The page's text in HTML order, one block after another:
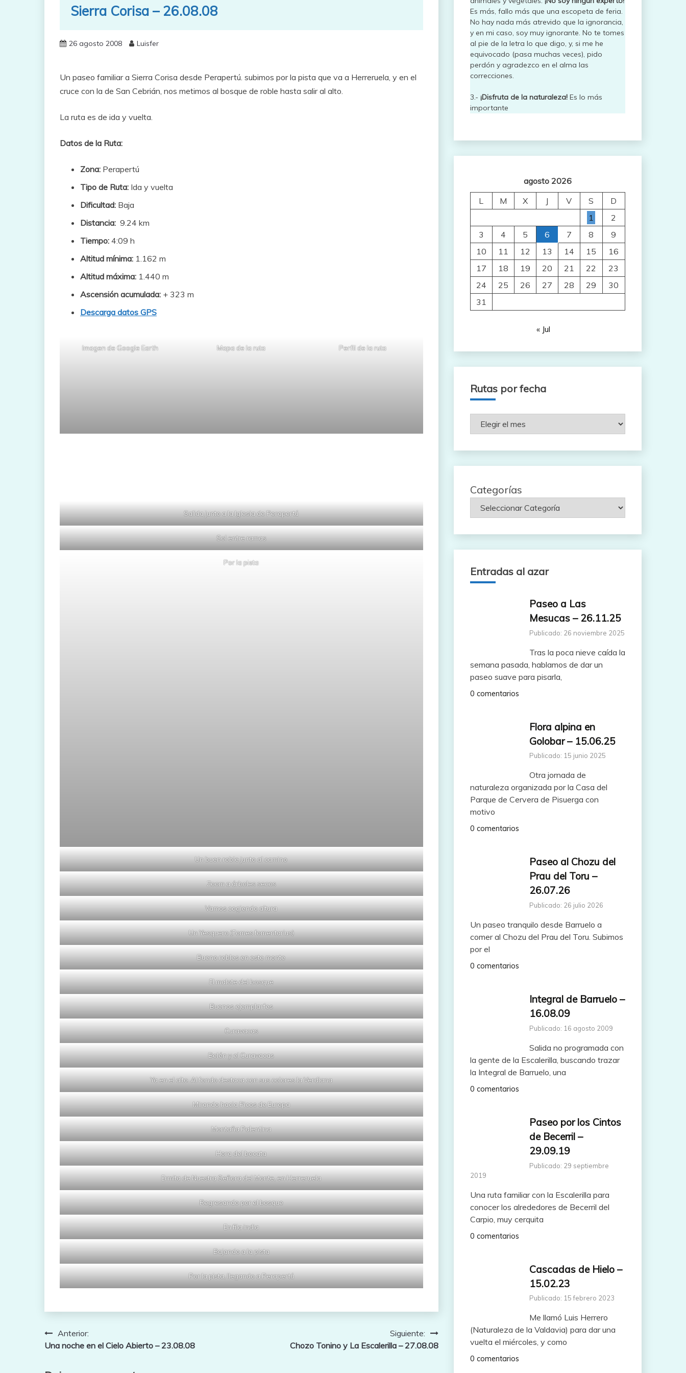
Sierra Corisa – 26.08.08
26 agosto 2008 Luisfer
Un paseo familiar a Sierra Corisa desde Perapertú. subimos por la pista que va a Herreruela, y en el
cruce con la de San Cebrián, nos metimos al bosque de roble hasta salir al alto.
La ruta es de ida y vuelta.
Datos de la Ruta:
Zona: Perapertú
Tipo de Ruta: Ida y vuelta
Dificultad: Baja
Distancia: 9.24 km
Tiempo: 4:09 h
Altitud mínima: 1.162 m
Altitud máxima: 1.440 m
Ascensión acumulada: + 323 m
Descarga datos GPS
Imagen de Google Earth Mapa de la ruta Perfil de la ruta
Salida junto a la Iglesia de Perapertú
Sol entre ramas
Por la pista
Un buen roble junto al camino
Zoom a árboles secos
Vamos cogiendo altura
Un Yesquero (Fomes fomentarius)
Bueno robles en este monte
El malote del bosque
Buenos ejemplarfes
Curavacas
Belén y el Curavacas
Ya en el alto. Al fondo destaca con sus colores la Verdiana
Mirando hacia Picos de Europa
Montaña Palentina
Hora del bocata
Ermita de Nuestra Señora del Monte, en Herreruela
Regresando por el bosque
En fila india
Bajando a la pista
Por la pista, llegando a Perapertú
Navegación
Anterior:
Una noche en el Cielo Abierto – 23.08.08
Siguiente:
Chozo Tonino y La Escalerilla – 27.08.08
Es más, fallo más que una escopeta de feria.
No hay nada más atrevido que la ignorancia,
y en mi caso, soy muy ignorante. No te tomes
al pie de la letra lo que digo, y, si me he
equivocado (pasa muchas veces), pido
perdón y agradezco en el alma las
correcciones.
3.- ¡Disfruta de la naturaleza!Es lo más
importante
agosto 2026
L
M X J V S
D
1
2
3
4 5 6 7 8
9
10
11 12 13 14 15
16
17
18 19 20 21 22
23
24
25 26 27 28 29
30
31
« Jul
Rutas por fecha
Rutas
Categorías
Entradas al azar
Paseo a Las
Mesucas – 26.11.25
Publicado: 26 noviembre 2025
Tras la poca nieve caída la
semana pasada, hablamos de dar un
paseo suave para pisarla,
0 comentarios
Flora alpina en
Golobar – 15.06.25
Publicado: 15 junio 2025
Otra jornada de
naturaleza organizada por la Casa del
Parque de Cervera de Pisuerga con
motivo
0 comentarios
Paseo al Chozu del
Prau del Toru –
26.07.26
Publicado: 26 julio 2026
Un paseo tranquilo desde Barruelo a
comer al Chozu del Prau del Toru. Subimos
por el
0 comentarios
Integral de Barruelo –
16.08.09
Publicado: 16 agosto 2009
Salida no programada con
la gente de la Escalerilla, buscando trazar
la Integral de Barruelo, una
0 comentarios
Paseo por los Cintos
de Becerril –
29.09.19
Publicado: 29 septiembre
2019
Una ruta familiar con la Escalerilla para
conocer los alrededores de Becerril del
Carpio, muy cerquita
0 comentarios
Cascadas de Hielo –
15.02.23
Publicado: 15 febrero 2023
Me llamó Luis Herrero
(Naturaleza de la Valdavia) para dar una
vuelta el miércoles, y como
0 comentarios